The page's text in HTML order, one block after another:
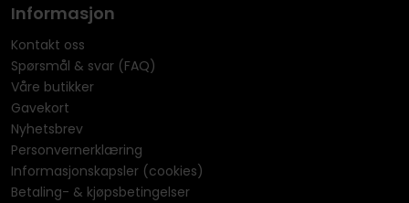
Informasjon
Kontakt oss
Spørsmål & svar (FAQ)
Våre butikker
Gavekort
Nyhetsbrev
Personvernerklæring
Informasjonskapsler (cookies)
Betaling- & kjøpsbetingelser